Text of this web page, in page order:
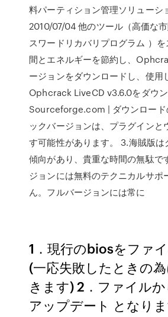
料パーティション管理ソリューシ
2010/07/04 他のツール（高価な
スワードリカバリプログラム ）
間とエネルギーを節約し、
ージョンをダウンロードし、使用
Ophcrack LiveCD v3.6.0をダウ
Sourceforge.com | ダウンロード
ックバージョンは、プラグインと
す可能性があります。 3.海賊版は
傾向があり、貴重な時間の無駄で
ジョンには無料のテクニカルサポ
ん。フルバージョンには常に
1．現行のbiosをファ
(一応失敗したときの
きます) 2．ファイル
アップデート となり